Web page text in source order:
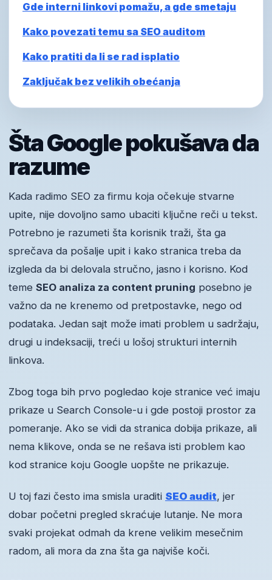
Gde interni linkovi pomažu, a gde smetaju
Kako povezati temu sa SEO auditom
Kako pratiti da li se rad isplatio
Zaključak bez velikih obećanja
Šta Google pokušava da
razume
Kada radimo SEO za firmu koja očekuje stvarne
upite, nije dovoljno samo ubaciti ključne reči u tekst.
Potrebno je razumeti šta korisnik traži, šta ga
sprečava da pošalje upit i kako stranica treba da
izgleda da bi delovala stručno, jasno i korisno. Kod
teme SEO analiza za content pruning posebno je
važno da ne krenemo od pretpostavke, nego od
podataka. Jedan sajt može imati problem u sadržaju,
drugi u indeksaciji, treći u lošoj strukturi internih
linkova.
Zbog toga bih prvo pogledao koje stranice već imaju
prikaze u Search Console-u i gde postoji prostor za
pomeranje. Ako se vidi da stranica dobija prikaze, ali
nema klikove, onda se ne rešava isti problem kao
kod stranice koju Google uopšte ne prikazuje.
U toj fazi često ima smisla uraditi SEO audit, jer
dobar početni pregled skraćuje lutanje. Ne mora
svaki projekat odmah da krene velikim mesečnim
radom, ali mora da zna šta ga najviše koči.